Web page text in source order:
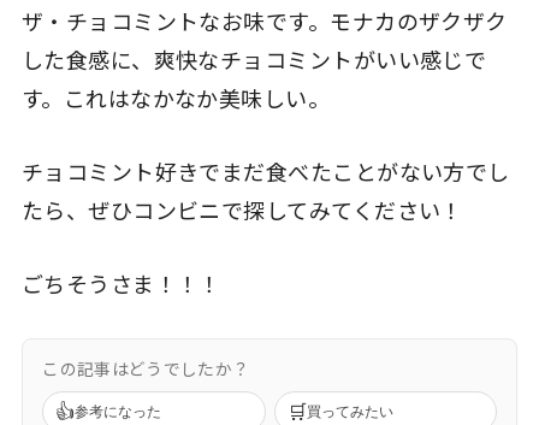
ザ・チョコミントなお味です。モナカのザクザク
した食感に、爽快なチョコミントがいい感じで
す。これはなかなか美味しい。
チョコミント好きでまだ食べたことがない方でし
たら、ぜひコンビニで探してみてください！
ごちそうさま！！！
この記事はどうでしたか？
👍参考になった 🛒買ってみたい